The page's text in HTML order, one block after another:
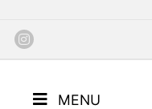
MENU